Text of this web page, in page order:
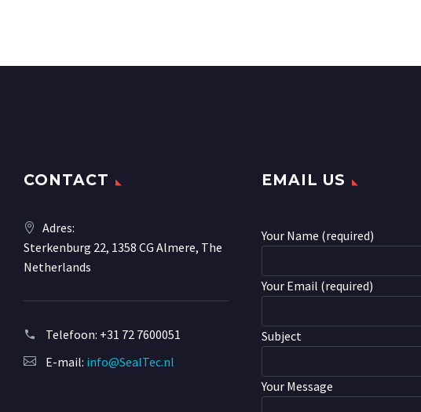
CONTACT
Adres:
Sterkenburg 22, 1358 CG Almere, The
Netherlands
Telefoon: +31 72 7600051
E-mail: info@SealTec.nl
EMAIL US
Your Name (required)
Your Email (required)
Subject
Your Message